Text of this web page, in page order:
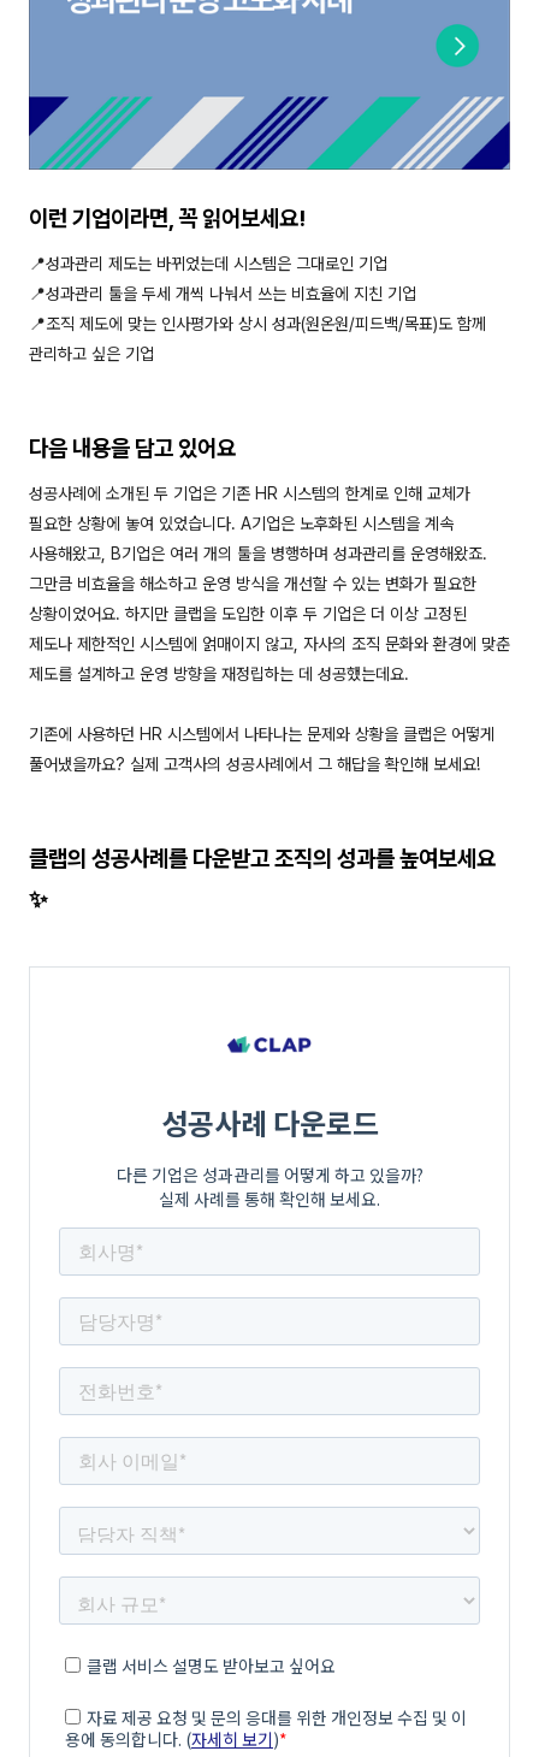
이런 기업이라면, 꼭 읽어보세요!
📍성과관리 제도는 바뀌었는데 시스템은 그대로인 기업
📍성과관리 툴을 두세 개씩 나눠서 쓰는 비효율에 지친 기업
📍조직 제도에 맞는 인사평가와 상시 성과(원온원/피드백/목표)도 함께
관리하고 싶은 기업
다음 내용을 담고 있어요
성공사례에 소개된 두 기업은 기존 HR 시스템의 한계로 인해 교체가
필요한 상황에 놓여 있었습니다. A기업은 노후화된 시스템을 계속
사용해왔고, B기업은 여러 개의 툴을 병행하며 성과관리를 운영해왔죠.
그만큼 비효율을 해소하고 운영 방식을 개선할 수 있는 변화가 필요한
상황이었어요. 하지만 클랩을 도입한 이후 두 기업은 더 이상 고정된
제도나 제한적인 시스템에 얽매이지 않고, 자사의 조직 문화와 환경에 맞춘
제도를 설계하고 운영 방향을 재정립하는 데 성공했는데요.
기존에 사용하던 HR 시스템에서 나타나는 문제와 상황을 클랩은 어떻게
풀어냈을까요? 실제 고객사의 성공사례에서 그 해답을 확인해 보세요!
클랩의 성공사례를 다운받고 조직의 성과를 높여보세요
✨